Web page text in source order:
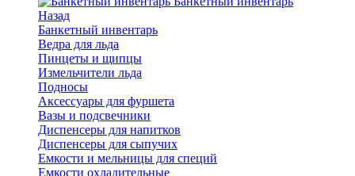
Назад
Банкетный инвентарь
Ведра для льда
Пинцеты и щипцы
Измельчители льда
Подносы
Аксессуары для фуршета
Вазы и подсвечники
Диспенсеры для напитков
Диспенсеры для сыпучих
Емкости и мельницы для специй
Емкости охладительные